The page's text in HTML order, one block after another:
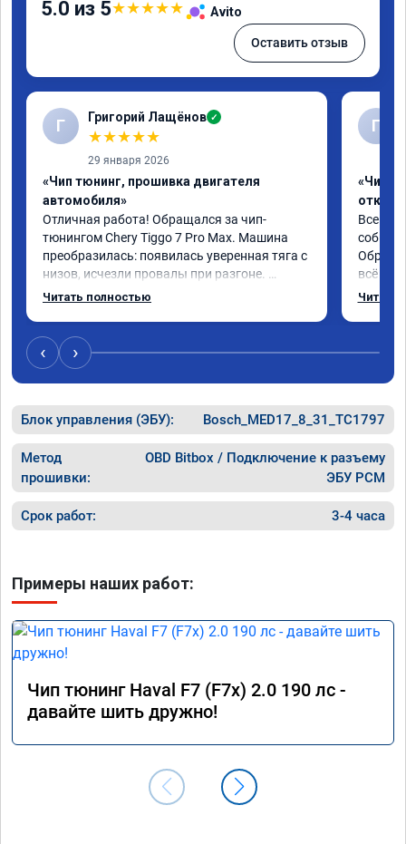
5.0 из 5★★★★★ Avito
Оставить отзыв
Г Григорий Лащёнов ✓
★★★★★
29 января 2026
«Чип тюнинг, прошивка двигателя
автомобиля»
Отличная работа! Обращался за чип-
тюнингом Chery Tiggo 7 Pro Max. Машина
преобразилась: появилась уверенная тяга с
низов, исчезли провалы при разгоне.
Расход в спокойном режиме даже немного
всем, кто сомневается.
Читать полностью
Г
«Чип
Всем
всё в
Читать
‹ ›
Блок управления (ЭБУ): Bosch_MED17_8_31_TC1797
Метод
прошивки:
OBD Bitbox / Подключение к разъему
ЭБУ PCM
Срок работ: 3-4 часа
Примеры наших работ:
Чип тюнинг Haval F7 (F7x) 2.0 190 лс -
давайте шить дружно!